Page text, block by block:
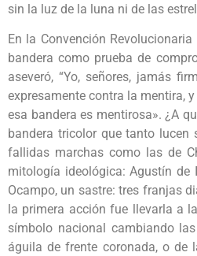
sin la luz de la luna ni de las
En la Convención
bandera como prueba de
aseveró, “Yo, señores, jamás
expresamente contra la mentira,
esa bandera es mentirosa». ¿A
bandera tricolor que tanto lucen
fallidas marchas como las de
mitología ideológica: Agustín de
Ocampo, un sastre: tres franjas
la primera acción fue llevarla a
símbolo nacional cambiando
águila de frente coronada, o de